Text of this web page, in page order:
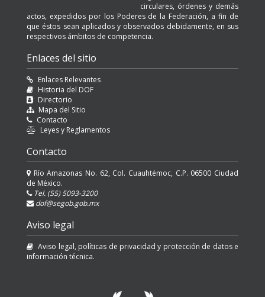
circulares, órdenes y demás
actos, expedidos por los Poderes de la Federación, a fin de
que éstos sean aplicados y observados debidamente, en sus
respectivos ámbitos de competencia.
Enlaces del sitio
Enlaces Relevantes
Historia del DOF
Directorio
Mapa del Sitio
Contacto
Leyes y Reglamentos
Contacto
Río Amazonas No. 62, Col. Cuauhtémoc, C.P. 06500 Ciudad
de México.
Tel. (55) 5093-3200
dof@segob.gob.mx
Aviso legal
Aviso legal, políticas de privacidad y protección de datos e
información técnica.